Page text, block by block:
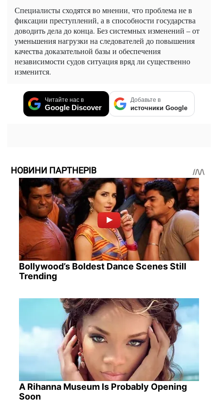
Специалисты сходятся во мнении, что проблема не в
фиксации преступлений, а в способности государства
доводить дела до конца. Без системных изменений – от
уменьшения нагрузки на следователей до повышения
качества доказательной базы и обеспечения
независимости судов ситуация вряд ли существенно
изменится.
Читайте нас в
Google Discover
Добавьте в
источники Google
НОВИНИ ПАРТНЕРІВ
Bollywood’s Boldest Dance Scenes Still
Trending
A Rihanna Museum Is Probably Opening
Soon